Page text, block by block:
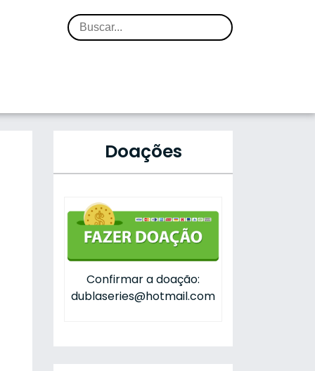
Doações
Confirmar a doação:
dublaseries@hotmail.com